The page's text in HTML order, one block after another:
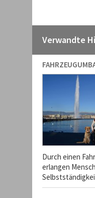
Verwandte
Durch einen
erlangen